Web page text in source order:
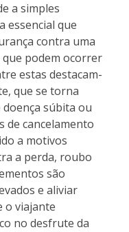
a simples
essencial que
contra uma
que podem ocorrer
estas destacam-
que se torna
doença súbita ou
de cancelamento
a motivos
a perda, roubo
são
e aliviar
o viajante
no desfrute da